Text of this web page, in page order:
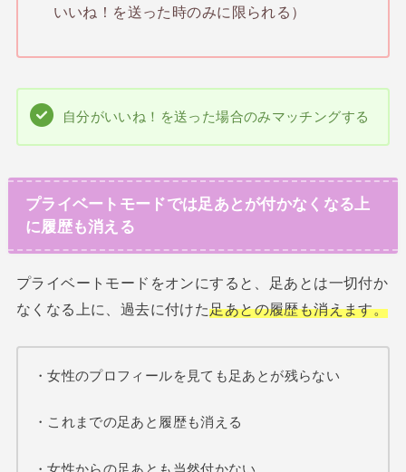
いいね！を送った時のみに限られる）
自分がいいね！を送った場合のみマッチングする
プライベートモードでは足あとが付かなくなる上
に履歴も消える
プライベートモードをオンにすると、足あとは一切付か
なくなる上に、過去に付けた足あとの履歴も消えます。
・女性のプロフィールを見ても足あとが残らない
・これまでの足あと履歴も消える
・女性からの足あとも当然付かない